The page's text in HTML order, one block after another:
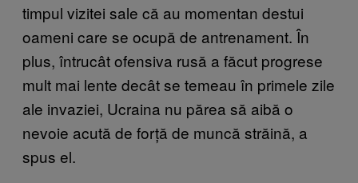
timpul vizitei sale că au momentan destui
oameni care se ocupă de antrenament. În
plus, întrucât ofensiva rusă a făcut progrese
mult mai lente decât se temeau în primele zile
ale invaziei, Ucraina nu părea să aibă o
nevoie acută de forță de muncă străină, a
spus el.